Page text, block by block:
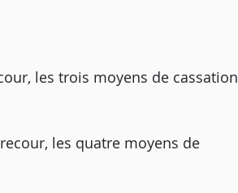
les trois moyens de cassation
les quatre moyens de